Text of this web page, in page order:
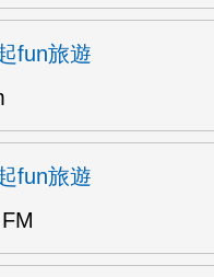
fun旅遊
fun旅遊